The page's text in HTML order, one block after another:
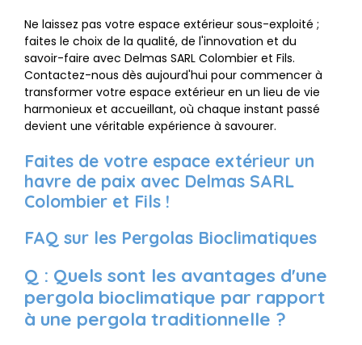
Ne laissez pas votre espace extérieur sous-exploité ;
faites le choix de la qualité, de l'innovation et du
savoir-faire avec Delmas SARL Colombier et Fils.
Contactez-nous dès aujourd'hui pour commencer à
transformer votre espace extérieur en un lieu de vie
harmonieux et accueillant, où chaque instant passé
devient une véritable expérience à savourer.
Faites de votre espace extérieur un
havre de paix avec Delmas SARL
Colombier et Fils !
FAQ sur les Pergolas Bioclimatiques
Q : Quels sont les avantages d'une
pergola bioclimatique par rapport
à une pergola traditionnelle ?